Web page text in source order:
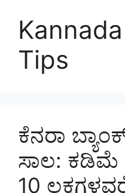
Tips
ಕೆನರಾ
ಸಾಲ: ಕಡಿಮೆ
10